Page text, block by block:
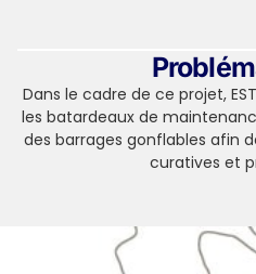
Dans le cadre de ce projet,
les batardeaux de
des barrages gonflables afin
curatives et